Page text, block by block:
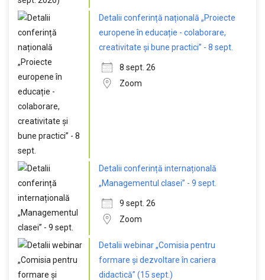
Detalii conferință națională „Proiecte
europene în educație - colaborare,
creativitate și bune practici” - 8 sept.
8 sept. 26
Zoom
Detalii conferință internațională
„Managementul clasei” - 9 sept.
9 sept. 26
Zoom
Detalii webinar „Comisia pentru
formare și dezvoltare în cariera
didactică” (15 sept.)